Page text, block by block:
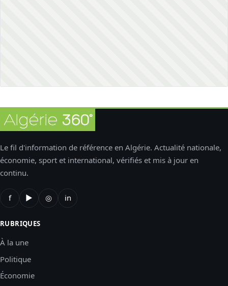
Le fil d'information de référence en Algérie. Actualité nationale,
économie, sport et international, vérifiés et mis à jour en
continu.
f ▶ ◎ in
RUBRIQUES
À la une
Politique
Économie